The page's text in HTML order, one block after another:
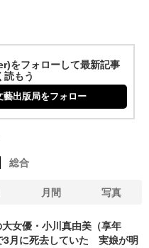
をフォローして最新記事
読もう
藝出版局をフォロー
総合
月間 写真
大女優・小川真由美（享年
3月に死去していた 実娘が明